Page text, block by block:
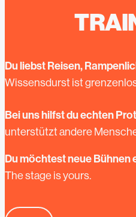
Du liebst Reisen,
Wissensdurst ist
Bei uns hilfst du echten
unterstützt andere
Du möchtest neue Bühnen
The stage is yours.